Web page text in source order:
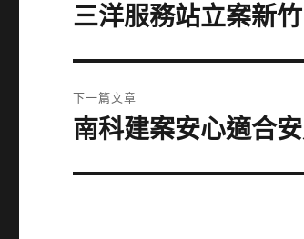
章
上
篇
文
章:
三洋服務站立案新
下一篇文章
下
篇
南科建案安心適合